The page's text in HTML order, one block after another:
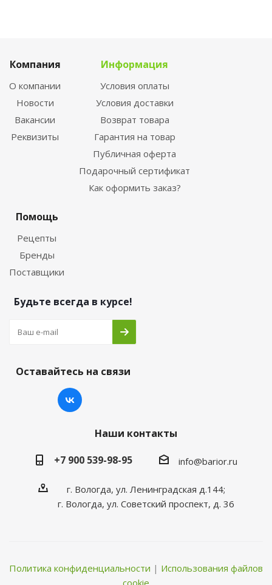
Компания
О компании
Новости
Вакансии
Реквизиты
Информация
Условия оплаты
Условия доставки
Возврат товара
Гарантия на товар
Публичная оферта
Подарочный сертификат
Как оформить заказ?
Помощь
Рецепты
Бренды
Поставщики
Будьте всегда в курсе!
Оставайтесь на связи
Наши контакты
+7 900 539-98-95
info@barior.ru
г. Вологда, ул. Ленинградская д.144;
г. Вологда, ул. Советский проспект, д. 36
Политика конфиденциальности | Использования файлов
cookie